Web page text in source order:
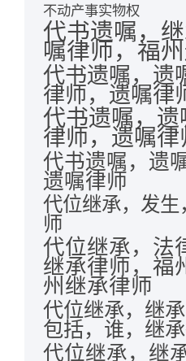
不动产事实物权
代书遗嘱，
嘱律师，福
代书遗嘱，遗
律师，遗嘱律
代书遗嘱，
律师，遗嘱律
代书遗嘱，遗
遗嘱律师
代位继承，发
师
代位继承，法
继承律师，福
州继承律师
代位继承，继
包括，谁，继
代位继承，继